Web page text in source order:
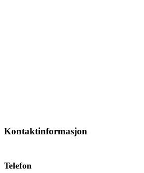
Kontaktinformasjon
Telefon